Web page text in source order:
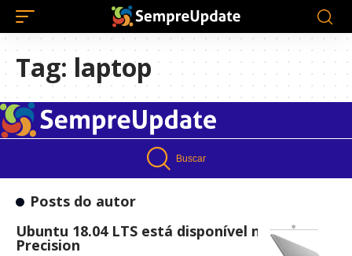
Tag: laptop
Buscar
Posts do autor
Ubuntu 18.04 LTS está disponível no Dell
Precision